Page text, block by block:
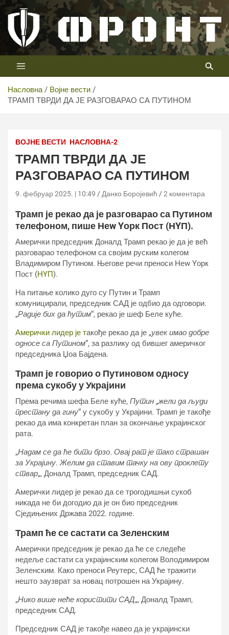
Скип
цонтент
Телевизија ФРОНТ
Први војни канал у Србији
Насловна
Војне вести
ТРАМП ТВРДИ ДА ЈЕ РАЗГОВАРАО СА ПУТИНОМ
ВОЈНЕ ВЕСТИ НАСЛОВНА-2
ТРАМП ТВРДИ ДА ЈЕ
РАЗГОВАРАО СА ПУТИНОМ
9. фебруар 2025. | 10:49 Данко Боројевић 2 коментара
Трамп је рекао да је разговарао са Путином
телефоном, пише Неw Yорк Пост (НYП).
Амерички председник Доналд Трамп рекао је да је већ
разговарао телефоном са својим руским колегом
Владимиром Путином. Његове речи преноси Неw Yорк
Пост (НYП).
На питање колико дуго су Путин и Трамп
комуницирали, председник САД је одбио да одговори.
„Радије бих да ћутим“, рекао је шеф Беле куће.
Амерички лидер је такође рекао да је „увек имао добре
односе са Путином“, за разлику од бившег америчког
председника Џоа Бајдена.
Трамп је говорио о Путиновом односу
према сукобу у Украјини
Према речима шефа Беле куће, Путин „жели да људи
престану да гину“ у сукобу у Украјини. Трамп је такође
рекао да има конкретан план за окончање украјинског
рата.
„Надам се да ће бити брзо. Овај рат је тако страшан
за Украјину. Желим да ставим тачку на ову проклету
ствар„, Доналд Трамп, председник САД.
Амерички лидер је рекао да се трогодишњи сукоб
никада не би догодио да је он био председник
Сједињених Држава 2022. године.
Трамп ће се састати са Зеленским
Амерички председник је рекао да ће се следеће
недеље састати са украјинским колегом Володимиром
Зеленским. Како преноси Реутерс, САД ће тражити
нешто заузврат за новац потрошен на Украјину.
„Нико више неће користити САД„, Доналд Трамп,
председник САД.
Председник САД је такође навео да је украјински